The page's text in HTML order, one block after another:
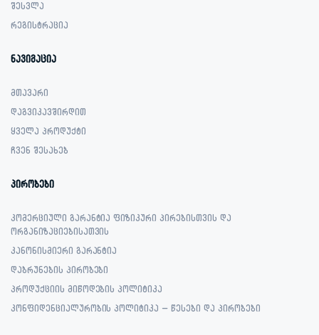
შესვლა
რეგისტრაცია
ნავიგაცია
მთავარი
დაგვიკავშირდით
ყველა პროდუქტი
ჩვენ შესახებ
პირობები
კომერციული გარანტია ფიზიკური პირებისთვის და
ორგანიზაციებისათვის
კანონისმიერი გარანტია
დაბრუნების პირობები
პროდუქციის მიწოდების პოლიტიკა
კონფიდენციალურობის პოლიტიკა – წესები და პირობები